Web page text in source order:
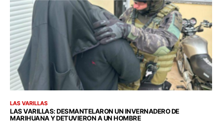
LAS VARILLAS
LAS VARILLAS: DESMANTELARON UN INVERNADERO DE
MARIHUANA Y DETUVIERON A UN HOMBRE